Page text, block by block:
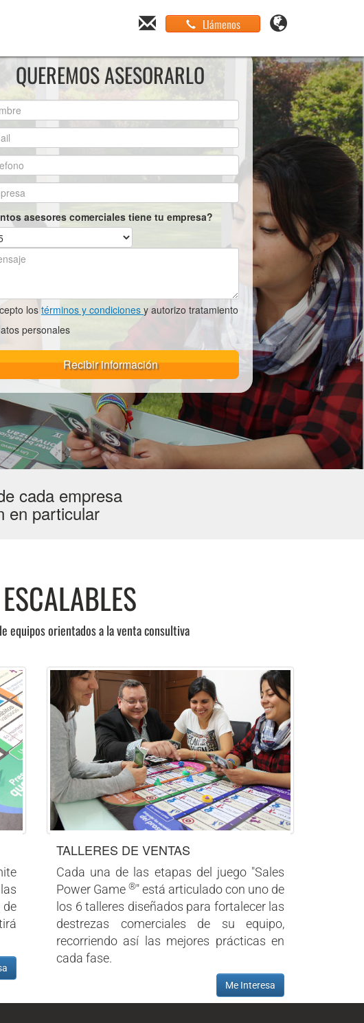
Llámenos
QUEREMOS ASESORARLO
asesores comerciales tiene tu empresa?
lostérminos y condiciones y autorizo tratamiento
personales
Recibir información
cada empresa
en particular
equipos orientados a la venta consultiva
de
TALLERES DE VENTAS
Cada una de las etapas del juego "Sales
Power Game ®" está articulado con uno de
los 6 talleres diseñados para fortalecer las
destrezas comerciales de su equipo,
recorriendo así las mejores prácticas en
cada fase.
Me Interesa